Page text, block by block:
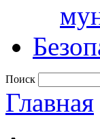
Поиск
Главная